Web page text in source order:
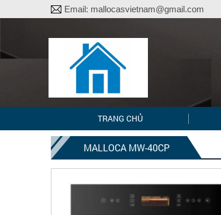
Email: mallocasvietnam@gmail.com
TRANG CHỦ
MALLOCA MW-40CP